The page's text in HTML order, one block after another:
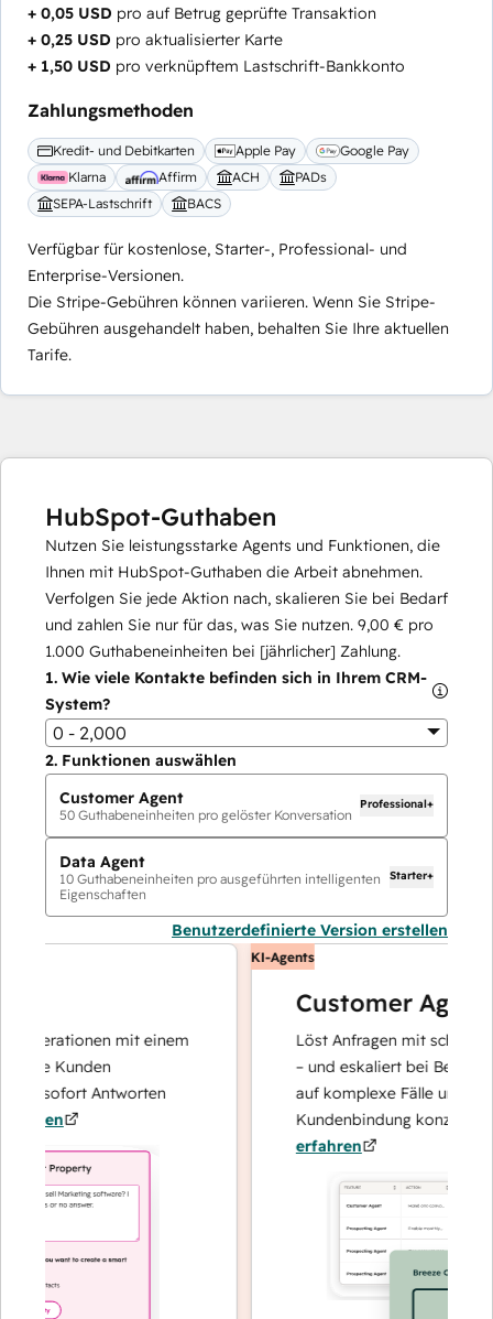
+ 0,05 USD pro auf Betrug geprüfte Transaktion
+ 0,25 USD pro aktualisierter Karte
+ 1,50 USD pro verknüpftem Lastschrift-Bankkonto
Zahlungsmethoden
Kredit- und Debitkarten Apple Pay
Google Pay
Klarna
Affirm ACH
PADs
SEPA-Lastschrift
BACS
Verfügbar für kostenlose, Starter-, Professional- und
Enterprise-Versionen.
Die Stripe-Gebühren können variieren. Wenn Sie Stripe-
Gebühren ausgehandelt haben, behalten Sie Ihre aktuellen
Tarife.
HubSpot-Guthaben
Nutzen Sie leistungsstarke Agents und Funktionen, die
Ihnen mit HubSpot-Guthaben die Arbeit abnehmen.
Verfolgen Sie jede Aktion nach, skalieren Sie bei Bedarf
und zahlen Sie nur für das, was Sie nutzen. 9,00 € pro
1.000 Guthabeneinheiten bei [jährlicher] Zahlung.
1. Wie viele Kontakte befinden sich in Ihrem CRM-
System?
0 - 2,000
2. Funktionen auswählen
Customer Agent
50 Guthabeneinheiten pro gelöster Konversation
Professional+
Data Agent
10 Guthabeneinheiten pro ausgeführten intelligenten
Eigenschaften
Starter+
Benutzerdefinierte Version erstellen
mit einem
Kunden
sofort Antworten
KI-Agents
Customer Agent
Löst Anfragen mit schnellen,
– und eskaliert bei Bedarf,
auf komplexe Fälle und den
Kundenbindung konzentrieren
erfahren